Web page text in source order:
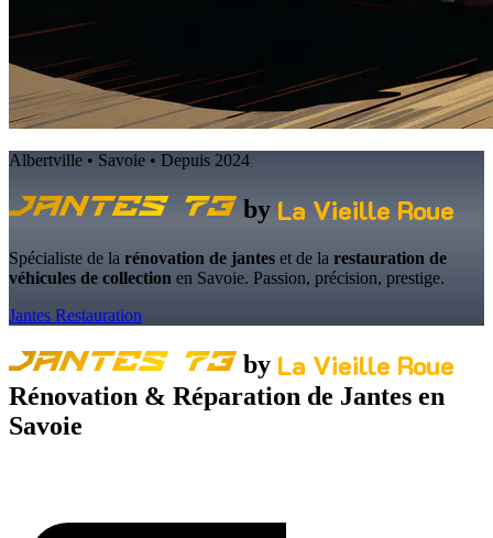
Albertville • Savoie • Depuis 2024
Jantes 73 by La Vieille Roue
Spécialiste de la rénovation de jantes et de la restauration de
véhicules de collection en Savoie. Passion, précision, prestige.
Jantes Restauration
Jantes 73 by La Vieille Roue
Rénovation & Réparation de Jantes en
Savoie